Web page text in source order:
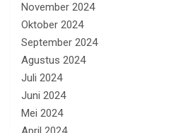
November 2024
Oktober 2024
September 2024
Agustus 2024
Juli 2024
Juni 2024
Mei 2024